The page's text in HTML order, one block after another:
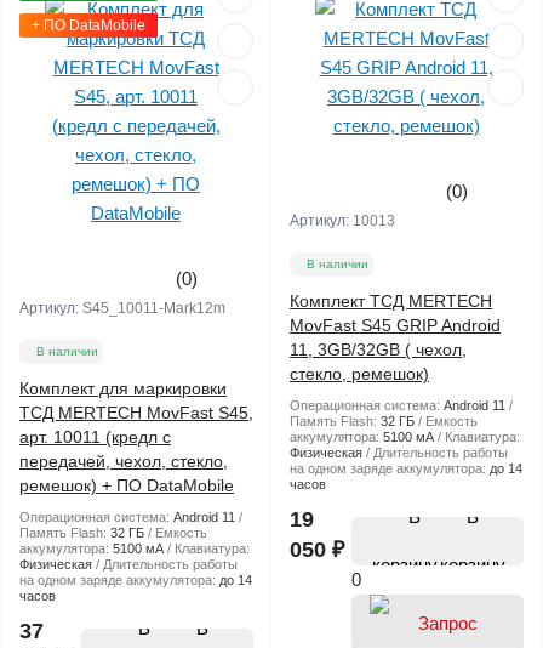
+ ПО DataMobile
(0)
Артикул: S45_10011-Mark12m
В наличии
Комплект для маркировки
ТСД MERTECH MovFast S45,
арт. 10011 (кредл с
передачей, чехол, стекло,
ремешок) + ПО DataMobile
Операционная система: Android 11
Память Flash: 32 ГБ
Емкость
аккумулятора: 5100 мА
Клавиатура:
Физическая
Длительность работы
на одном заряде аккумулятора: до 14
часов
37
В
(0)
Артикул: 10013
В наличии
Комплект ТСД MERTECH
MovFast S45 GRIP Android
11, 3GB/32GB ( чехол,
стекло, ремешок)
Операционная система: Android 11
Память Flash: 32 ГБ
Емкость
аккумулятора: 5100 мА
Клавиатура:
Физическая
Длительность работы
на одном заряде аккумулятора: до 14
часов
19
050 ₽
В
корзину
0